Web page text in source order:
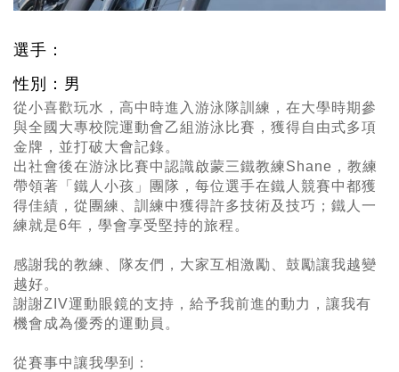
選手：
性別：男
從小喜歡玩水，高中時進入游泳隊訓練，在大學時期參
與全國大專校院運動會乙組游泳比賽，獲得自由式多項
金牌，並打破大會記錄。
出社會後在游泳比賽中認識啟蒙三鐵教練Shane，教練
帶領著「鐵人小孩」團隊，每位選手在鐵人競賽中都獲
得佳績，從團練、訓練中獲得許多技術及技巧；鐵人一
練就是6年，學會享受堅持的旅程。
感謝我的教練、隊友們，大家互相激勵、鼓勵讓我越變
越好。
謝謝ZIV運動眼鏡的支持，給予我前進的動力，讓我有
機會成為優秀的運動員。
從賽事中讓我學到：